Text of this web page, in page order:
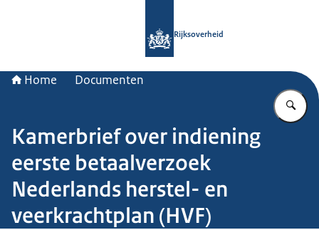
Rijksoverheid
Home Documenten
Kamerbrief over indiening
eerste betaalverzoek
Nederlands herstel- en
veerkrachtplan (HVF)